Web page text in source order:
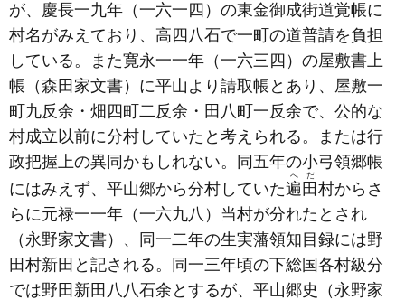
が、慶長一九年 （一六一四） の東金御成街道覚帳に
村名がみえており、高四八石で一町の道普請を負担
している。また寛永一一年 （一六三四） の屋敷書上
帳 （森田家文書） に平山より請取帳とあり、屋敷一
町九反余・畑四町二反余・田八町一反余で、公的な
村成立以前に分村していたと考えられる。または行
政把握上の異同かもしれない。同五年の小弓領郷帳
にはみえず、平山郷から分村していた遍田
へだ
村からさ
らに元禄一一年 （一六九八） 当村が分れたとされ
（永野家文書） 、同一二年の生実藩領知目録には野
田村新田と記される。同一三年頃の下総国各村級分
では野田新田八八石余とするが、平山郷史
（永野家